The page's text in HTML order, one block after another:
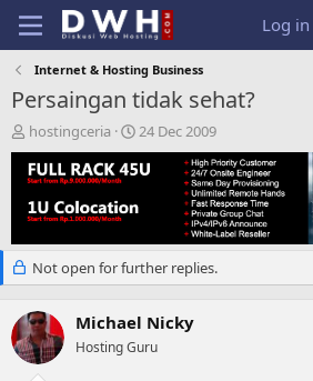
Log in
Internet & Hosting Business
Persaingan tidak sehat?
T
h
r
e
a
s
a
r
t
e
r
hostingceria
S
t
a
t
a
t
e
24 Dec 2009
Not open for further replies.
Michael Nicky
Hosting Guru